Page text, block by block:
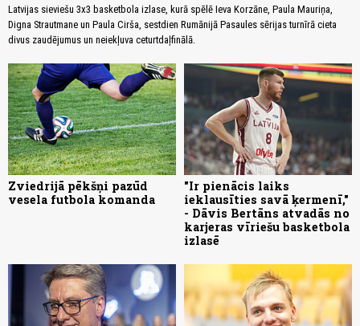
Latvijas sieviešu 3x3 basketbola izlase, kurā spēlē Ieva Korzāne, Paula Mauriņa,
Digna Strautmane un Paula Cirša, sestdien Rumānijā Pasaules sērijas turnīrā cieta
divus zaudējumus un neiekļuva ceturtdaļfinālā.
Zviedrijā pēkšņi pazūd
vesela futbola komanda
"Ir pienācis laiks
ieklausīties savā ķermenī,"
- Dāvis Bertāns atvadās no
karjeras vīriešu basketbola
izlasē